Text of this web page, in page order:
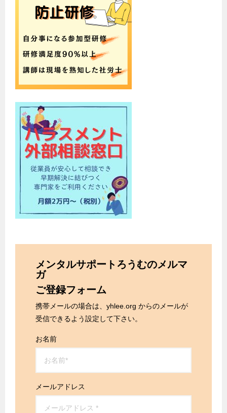
メンタルサポートろうむのメルマ
ガ
ご登録フォーム
携帯メールの場合は、yhlee.org からのメールが
受信できるよう設定して下さい。
お名前
メールアドレス